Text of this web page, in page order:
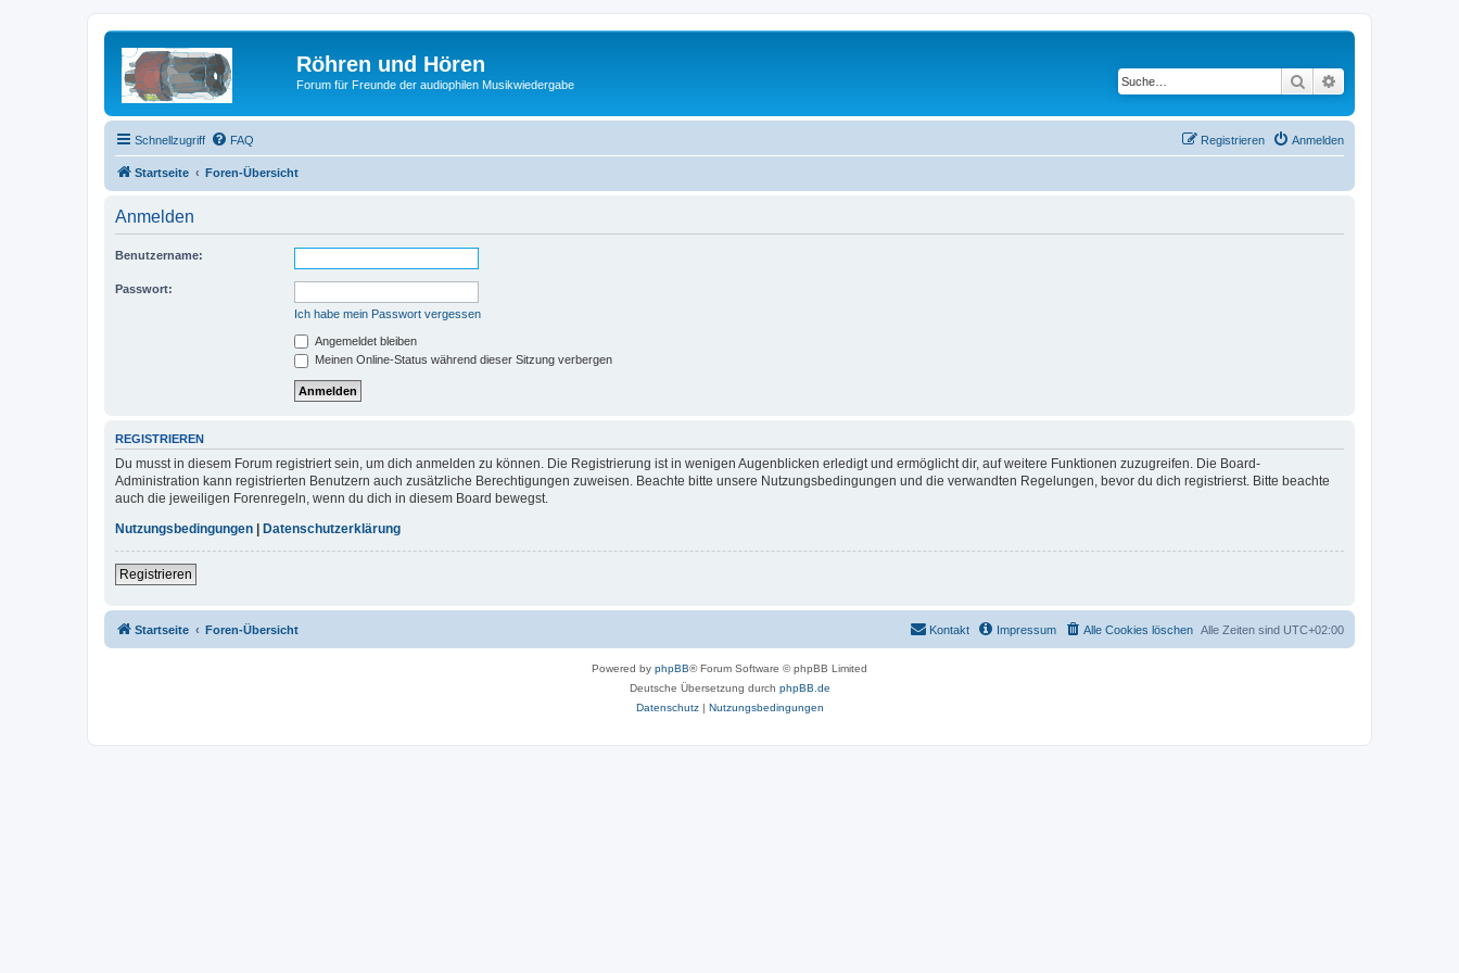
Röhren und Hören
Forum für Freunde der audiophilen Musikwiedergabe Suche
Schnellzugriff FAQ Anmelden
Registrieren
Startseite Foren-Übersicht
Anmelden
Benutzername:
Passwort:
Ich habe mein Passwort vergessen
Angemeldet bleiben
Meinen Online-Status während dieser Sitzung verbergen
REGISTRIEREN
Du musst in diesem Forum registriert sein, um dich anmelden zu können. Die Registrierung ist in wenigen Augenblicken erledigt und ermöglicht dir, auf weitere Funktionen zuzugreifen. Die Board-
Administration kann registrierten Benutzern auch zusätzliche Berechtigungen zuweisen. Beachte bitte unsere Nutzungsbedingungen und die verwandten Regelungen, bevor du dich registrierst. Bitte beachte
auch die jeweiligen Forenregeln, wenn du dich in diesem Board bewegst.
Nutzungsbedingungen
Datenschutzerklärung
Registrieren
Startseite Foren-Übersicht Alle Zeiten sind UTC+02:00
Alle Cookies löschen
Impressum
Kontakt
Powered by phpBB® Forum Software © phpBB Limited
Deutsche Übersetzung durch phpBB.de
Datenschutz| Nutzungsbedingungen